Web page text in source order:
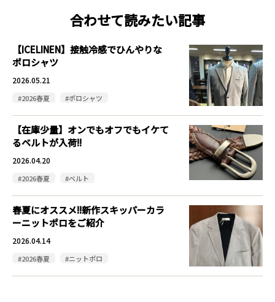
合わせて読みたい記事
【ICELINEN】接触冷感でひんやりな
ポロシャツ
2026.05.21
#2026春夏 #ポロシャツ
【在庫少量】オンでもオフでもイケて
るベルトが入荷!!
2026.04.20
#2026春夏 #ベルト
春夏にオススメ!!新作スキッパーカラ
ーニットポロをご紹介
2026.04.14
#2026春夏 #ニットポロ